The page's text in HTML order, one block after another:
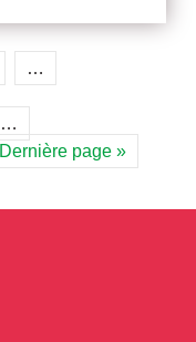
…
…
Dernière page »